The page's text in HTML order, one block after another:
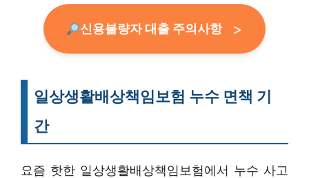
신용불량자 대출 주의사항
일상생활배상책임보험 누수 면책 기
간
요즘 핫한 일상생활배상책임보험에서 누수 사고